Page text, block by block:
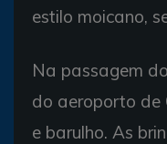
estilo moicano,
Na passagem
do aeroporto de
e barulho. As